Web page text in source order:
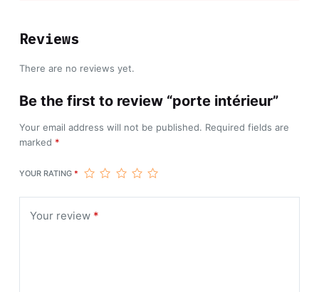
Reviews
There are no reviews yet.
Be the first to review “porte intérieur”
Your email address will not be published. Required fields are
marked *
YOUR RATING *
Your review *